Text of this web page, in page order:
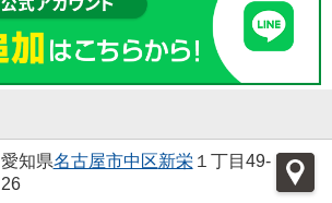
愛知県名古屋市中区新栄１丁目49-
26